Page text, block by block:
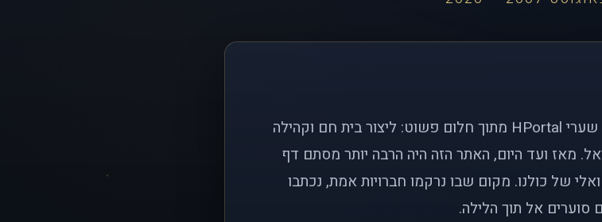
לפני כמעט שני עשורים, פתחנו את שערי HPortal מתוך חלום פשוט: ליצור בית חם וקהילה
מאז ועד היום, האתר הזה היה הרבה יותר מסתם דף
של כולנו. מקום שבו נרקמו חברויות אמת, נכתבו
סוערים אל תוך הלילה.